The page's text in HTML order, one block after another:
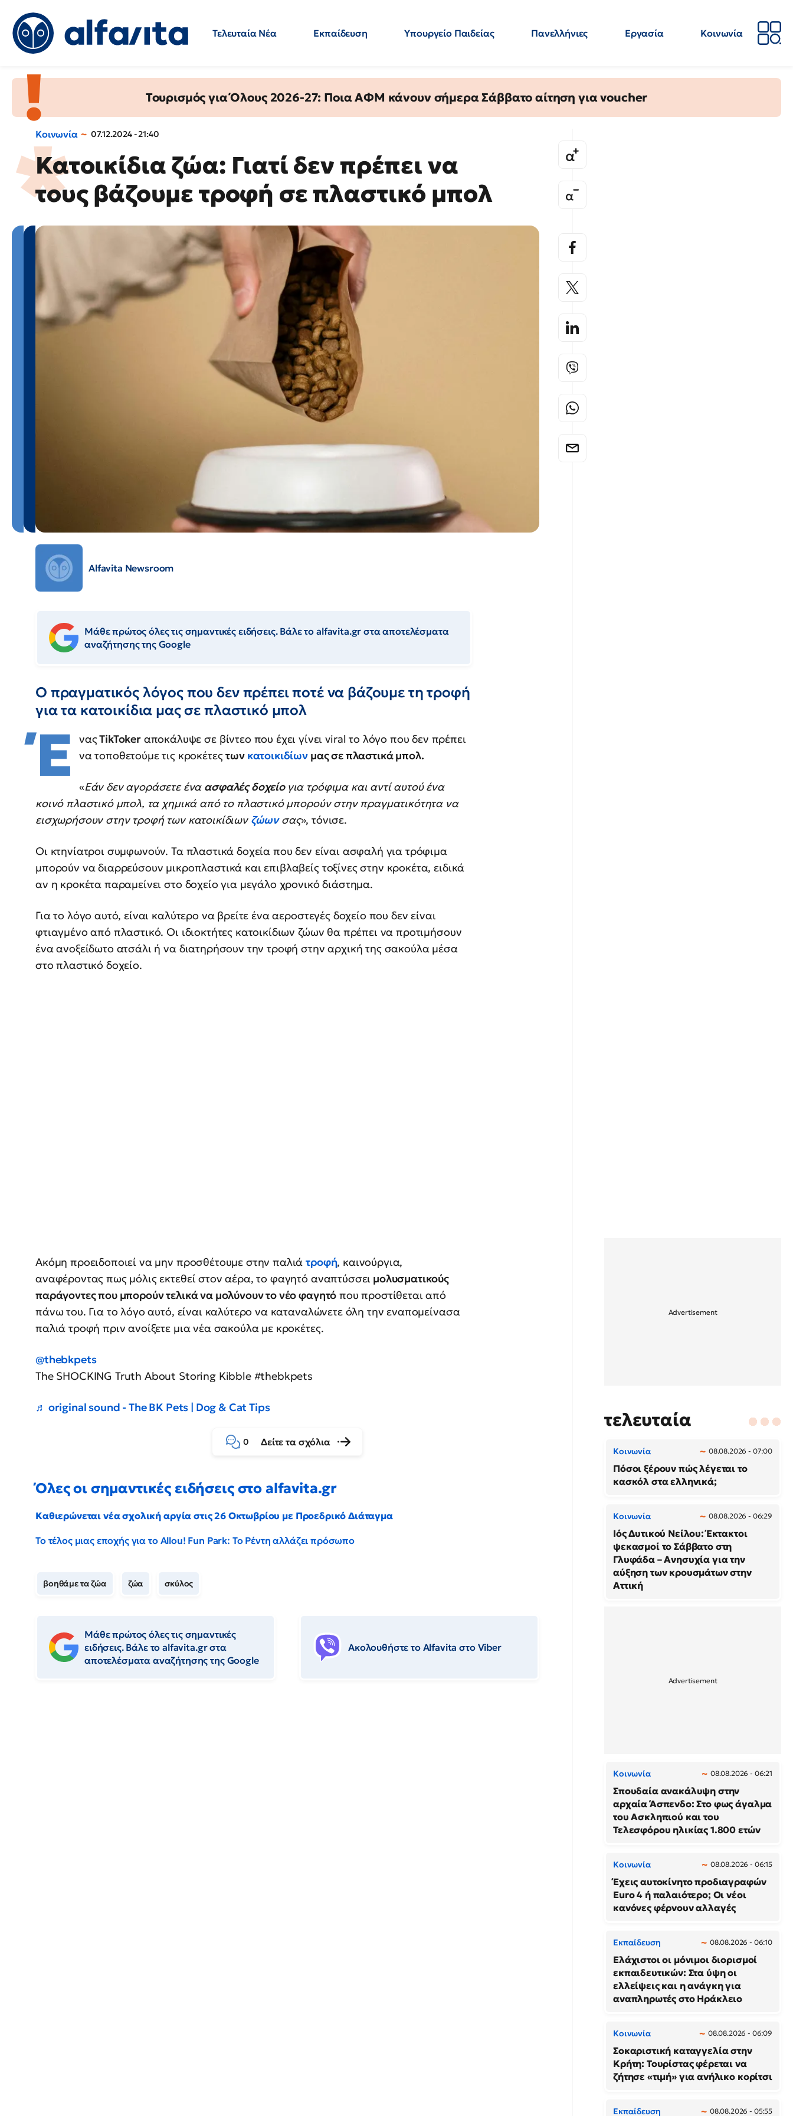
Τελευταία Νέα Εκπαίδευση Υπουργείο Παιδείας Πανελλήνιες Εργασία
Κοινωνία
Τουρισμός για Όλους 2026-27: Ποια ΑΦΜ κάνουν σήμερα Σάββατο αίτηση για voucher
Κοινωνία 07.12.2024 - 21:40
Κατοικίδια ζώα: Γιατί δεν πρέπει να
τους βάζουμε τροφή σε πλαστικό μπολ
Alfavita Newsroom
Μάθε πρώτος όλες τις σημαντικές ειδήσεις. Βάλε το alfavita.gr στα αποτελέσματα
αναζήτησης της Google
Ο πραγματικός λόγος που δεν πρέπει ποτέ να βάζουμε τη τροφή
για τα κατοικίδια μας σε πλαστικό μπολ
Έ ναςΤikTokerαποκάλυψε σε βίντεο που έχει γίνει viral το λόγο που δεν πρέπει
να τοποθετούμε τις κροκέτεςτων κατοικιδίων μας σε πλαστικά μπολ.
«Εάν δεν αγοράσετε ένα ασφαλές δοχείο για τρόφιμα και αντί αυτού ένα
κοινό πλαστικό μπολ, τα χημικά από το πλαστικό μπορούν στην πραγματικότητα να
εισχωρήσουν στην τροφή των κατοικίδιων ζώωνσας», τόνισε.
Οι κτηνίατροι συμφωνούν. Τα πλαστικά δοχεία που δεν είναι ασφαλή για τρόφιμα
μπορούν να διαρρεύσουν μικροπλαστικά και επιβλαβείς τοξίνες στην κροκέτα, ειδικά
αν η κροκέτα παραμείνει στο δοχείο για μεγάλο χρονικό διάστημα.
Για το λόγο αυτό, είναι καλύτερο να βρείτε ένα αεροστεγές δοχείο που δεν είναι
φτιαγμένο από πλαστικό. Οι ιδιοκτήτες κατοικίδιων ζώων θα πρέπει να προτιμήσουν
ένα ανοξείδωτο ατσάλι ή να διατηρήσουν την τροφή στην αρχική της σακούλα μέσα
στο πλαστικό δοχείο.
Ακόμη προειδοποιεί να μην προσθέτουμε στην παλιάτροφή, καινούργια,
αναφέροντας πως μόλις εκτεθεί στον αέρα, το φαγητό αναπτύσσει μολυσματικούς
παράγοντες που μπορούν τελικά να μολύνουν το νέο φαγητό που προστίθεται από
πάνω του. Για το λόγο αυτό, είναι καλύτερο να καταναλώνετε όλη την εναπομείνασα
παλιά τροφή πριν ανοίξετε μια νέα σακούλα με κροκέτες.
@thebkpets
The SHOCKING Truth About Storing Kibble #thebkpets
♬ original sound - The BK Pets | Dog & Cat Tips
0 Δείτε τα σχόλια
Όλες οι σημαντικές ειδήσεις στο alfavita.gr
Καθιερώνεται νέα σχολική αργία στις 26 Οκτωβρίου με Προεδρικό Διάταγμα
Το τέλος μιας εποχής για το Allou! Fun Park: Το Ρέντη αλλάζει πρόσωπο
βοηθάμε τα ζώα ζώα σκύλος
Μάθε πρώτος όλες τις σημαντικές
ειδήσεις. Βάλε το alfavita.gr στα
αποτελέσματα αναζήτησης της Google
Ακολουθήστε το Αlfavita στο Viber
τελευταία
Κοινωνία 08.08.2026 - 07:00
Πόσοι ξέρουν πώς λέγεται το
κασκόλ στα ελληνικά;
Κοινωνία 08.08.2026 - 06:29
Ιός Δυτικού Νείλου: Έκτακτοι
ψεκασμοί το Σάββατο στη
Γλυφάδα – Ανησυχία για την
αύξηση των κρουσμάτων στην
Αττική
Κοινωνία 08.08.2026 - 06:21
Σπουδαία ανακάλυψη στην
αρχαία Άσπενδο: Στο φως άγαλμα
του Ασκληπιού και του
Τελεσφόρου ηλικίας 1.800 ετών
Κοινωνία 08.08.2026 - 06:15
Έχεις αυτοκίνητο προδιαγραφών
Euro 4 ή παλαιότερο; Οι νέοι
κανόνες φέρνουν αλλαγές
Εκπαίδευση 08.08.2026 - 06:10
Ελάχιστοι οι μόνιμοι διορισμοί
εκπαιδευτικών: Στα ύψη οι
ελλείψεις και η ανάγκη για
αναπληρωτές στο Ηράκλειο
Κοινωνία 08.08.2026 - 06:09
Σοκαριστική καταγγελία στην
Κρήτη: Τουρίστας φέρεται να
ζήτησε «τιμή» για ανήλικο κορίτσι
Εκπαίδευση 08.08.2026 - 05:55